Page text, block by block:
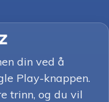
din ved å
Play-knappen.
trinn, og du vil